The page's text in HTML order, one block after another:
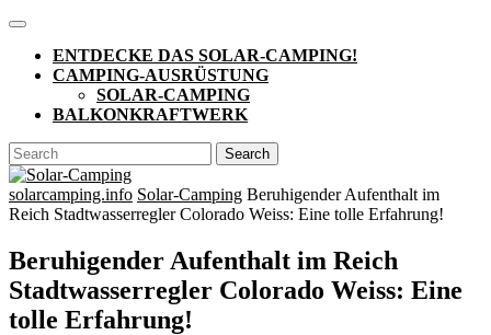
Skip
content
Open
ButtonENTDECKE DAS SOLAR-CAMPING!
CAMPING-AUSRÜSTUNG
SOLAR-CAMPING
BALKONKRAFTWERK
CLOSE
BUTTON
Search
for:
solarcamping.info Solar-Camping Beruhigender Aufenthalt im
Reich Stadtwasserregler Colorado Weiss: Eine tolle Erfahrung!
Beruhigender Aufenthalt im Reich
Stadtwasserregler Colorado Weiss: Eine
tolle Erfahrung!